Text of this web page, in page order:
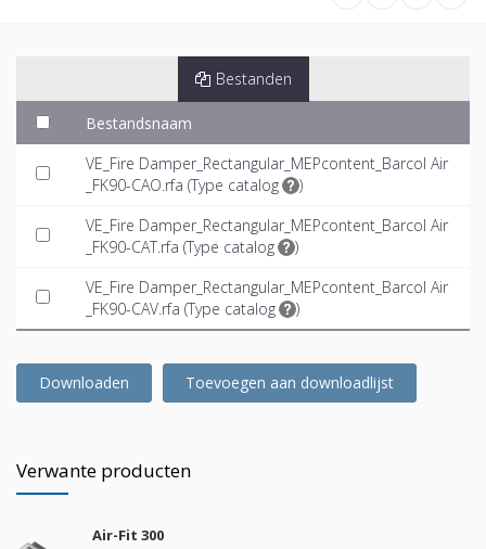
Bestanden
Bestandsnaam
VE_Fire Damper_Rectangular_MEPcontent_Barcol Air
_FK90-CAO.rfa (Type catalog
)
VE_Fire Damper_Rectangular_MEPcontent_Barcol Air
_FK90-CAT.rfa (Type catalog
)
VE_Fire Damper_Rectangular_MEPcontent_Barcol Air
_FK90-CAV.rfa (Type catalog )
Downloaden Toevoegen aan downloadlijst
Verwante producten
Air-Fit 300